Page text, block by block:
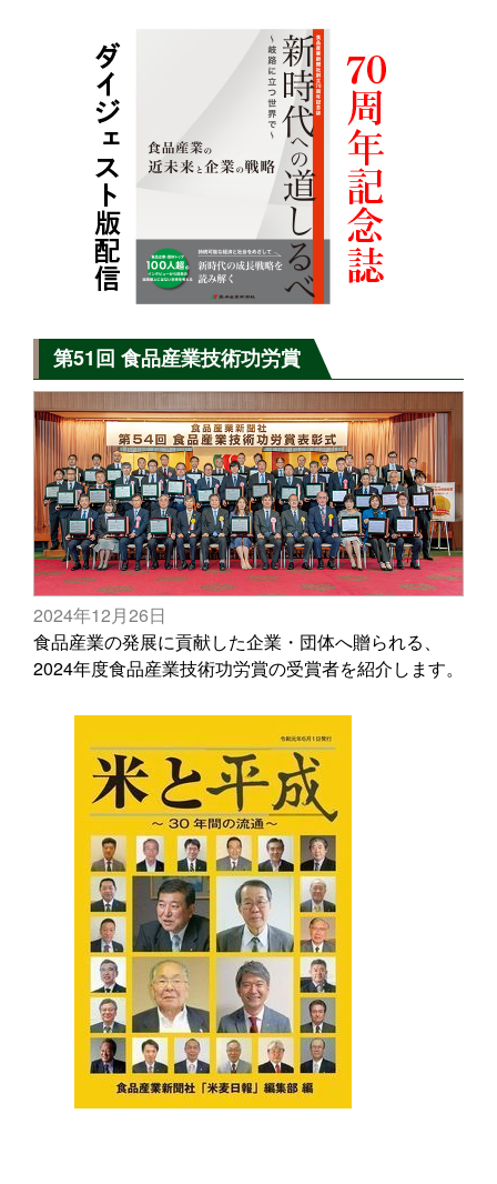
第51回 食品産業技術功労賞
2024年12月26日
食品産業の発展に貢献した企業・団体へ贈られる、
2024年度食品産業技術功労賞の受賞者を紹介します。